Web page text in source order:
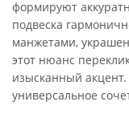
формируют
подвеска
манжетами,
этот нюанс
изысканный
универсальное